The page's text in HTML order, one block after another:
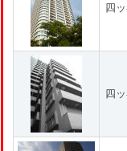
四
四